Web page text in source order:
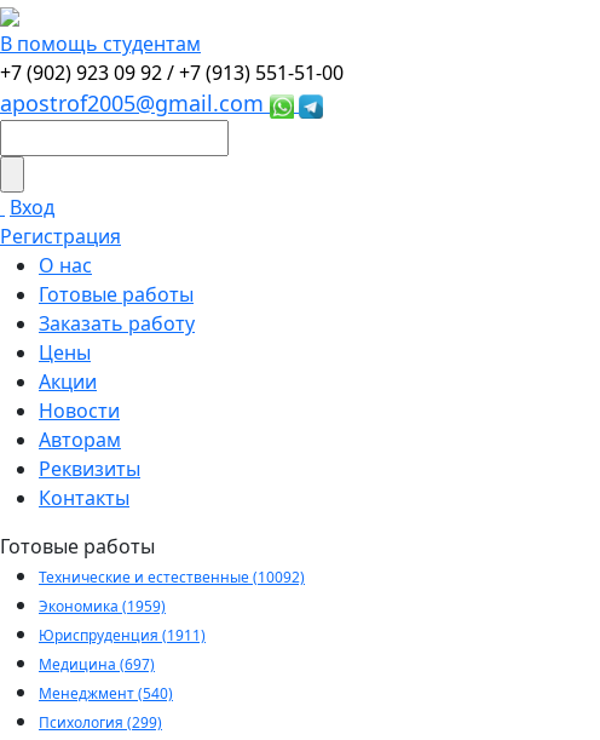
В помощь студентам
+7 (902) 923 09 92 /+7 (913) 551-51-00
apostrof2005@gmail.com
Вход
Регистрация
О нас
Готовые работы
Заказать работу
Цены
Акции
Новости
Авторам
Реквизиты
Контакты
Готовые работы
Технические и естественные (10092)
Экономика (1959)
Юриспруденция (1911)
Медицина (697)
Менеджмент (540)
Психология (299)